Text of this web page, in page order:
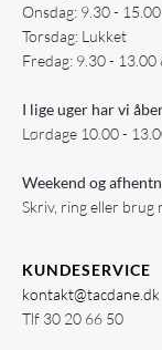
Onsdag: 9.30 - 15.00
Torsdag: Lukket
Fredag: 9.30 -
I lige uger har vi
Lørdage 10.00 -
Weekend og
Skriv, ring eller brug
KUNDESERVICE
kontakt@tacdane.dk
Tlf 30 20 66 50